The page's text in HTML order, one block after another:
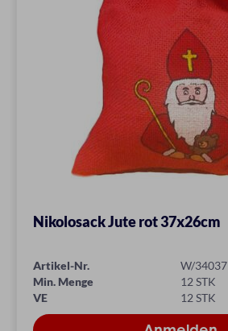
Nikolosack Jute rot 37x26cm
Artikel-Nr.
W/34037
Min. Menge
12 STK
VE
12 STK